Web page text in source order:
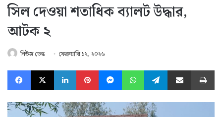
সিল দেওয়া শতাধিক ব্যালট উদ্ধার,
আটক ২
নিউজ ডেস্ক ফেব্রুয়ারি ১২, ২০২৬
Facebook
X LinkedInPinterestMessengerWhatsAppTelegramShare via Email